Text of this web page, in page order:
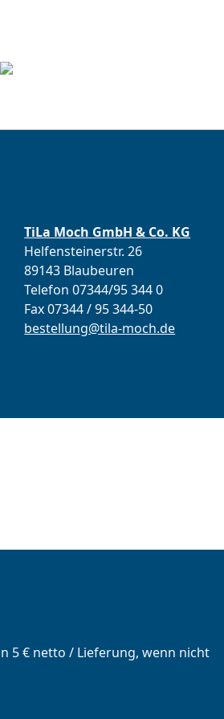
TiLa Moch GmbH & Co. KG
Helfensteinerstr. 26
89143 Blaubeuren
Telefon 07344/95 344 0
Fax 07344 / 95 344-50
bestellung@tila-moch.de
5 € netto / Lieferung, wenn nicht